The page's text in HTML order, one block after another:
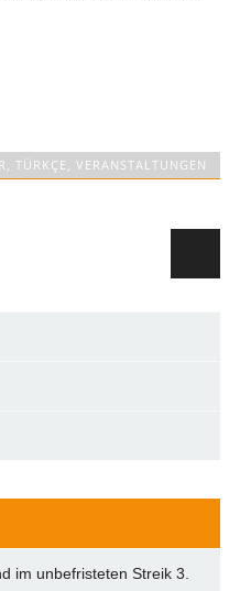
,TÜRKÇE ,VERANSTALTUNGEN
im unbefristeten Streik 3.